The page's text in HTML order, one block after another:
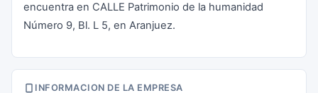
encuentra en CALLE Patrimonio de la humanidad
Número 9, Bl. L 5, en Aranjuez.
INFORMACION DE LA EMPRESA